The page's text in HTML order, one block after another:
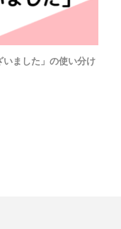
いました」の使い分け